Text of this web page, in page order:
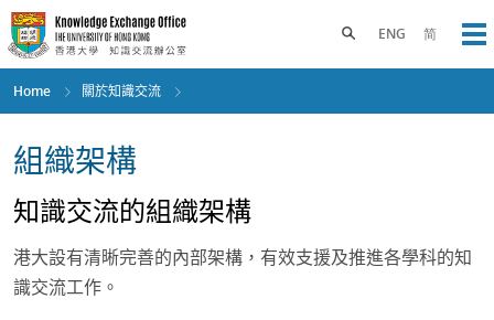
Skip
to
main
content
ENG 简
Toggle search panel
Home 關於知識交流
組織架構
知識交流的組織架構
港大設有清晰完善的內部架構，有效支援及推進各學科的知
識交流工作。